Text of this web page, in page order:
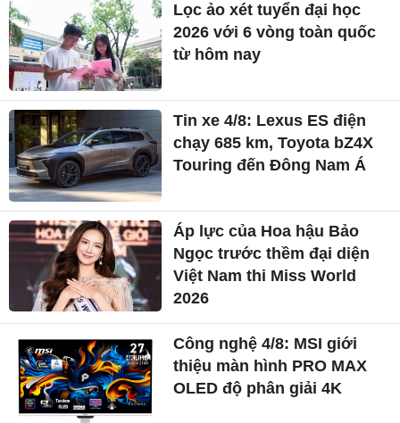
Lọc ảo xét tuyển đại học
2026 với 6 vòng toàn quốc
từ hôm nay
Tin xe 4/8: Lexus ES điện
chạy 685 km, Toyota bZ4X
Touring đến Đông Nam Á
Áp lực của Hoa hậu Bảo
Ngọc trước thềm đại diện
Việt Nam thi Miss World
2026
Công nghệ 4/8: MSI giới
thiệu màn hình PRO MAX
OLED độ phân giải 4K